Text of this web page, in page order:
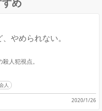
め
やめられない。
人犯視点。
人
2020/1/26